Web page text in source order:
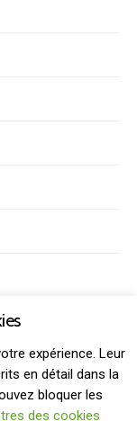
expérience. Leur
en détail dans la
bloquer les
des cookies